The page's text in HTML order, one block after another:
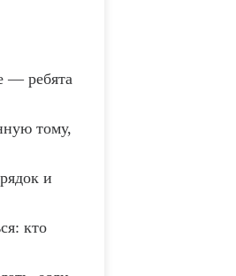
— ребята
тому,
и
кто